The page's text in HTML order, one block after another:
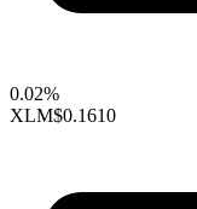
0.02%
XLM$0.1610